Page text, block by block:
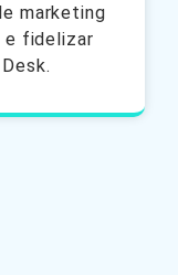
marketing
e fidelizar